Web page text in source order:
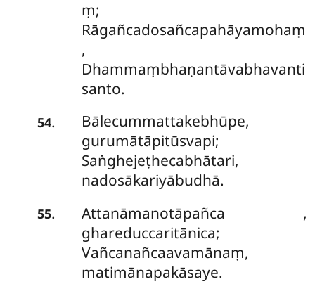
ṃ;
Rāgañcadosañcapahāyamohaṃ
,
Dhammaṃbhaṇantāvabhavanti
santo.
54.
Bālecummattakebhūpe,
gurumātāpitūsvapi;
Saṅghejeṭhecabhātari,
nadosākariyābudhā.
55. Attanāmanotāpañca ,
ghareduccaritānica;
Vañcanañcaavamānaṃ,
matimānapakāsaye.